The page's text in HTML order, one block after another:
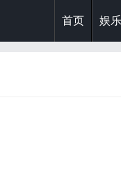
首页 娱乐